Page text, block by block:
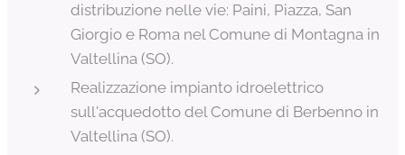
distribuzione nelle vie: Paini, Piazza, San
Giorgio e Roma nel Comune di Montagna in
Valtellina (SO).
Realizzazione impianto idroelettrico
sull'acquedotto del Comune di Berbenno in
Valtellina (SO).